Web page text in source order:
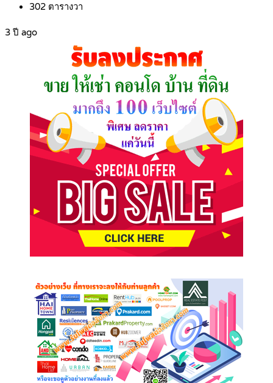
302 ตารางวา
3 ปี ago